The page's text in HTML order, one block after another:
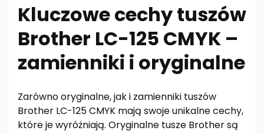
Kluczowe cechy tuszów
Brother LC-125 CMYK –
zamienniki i oryginalne
Zarówno oryginalne, jak i zamienniki tuszów
Brother LC-125 CMYK mają swoje unikalne cechy,
które je wyróżniają. Oryginalne tusze Brother są